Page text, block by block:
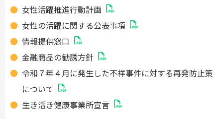
女性活躍推進行動計画
女性の活躍に関する公表事項
情報提供窓口
金融商品の勧誘方針
令和７年４月に発生した不祥事件に対する再発防止策
について
生き活き健康事業所宣言